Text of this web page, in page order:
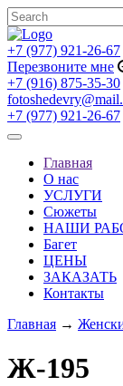
+7 (977) 921-26-67
Перезвоните мне
+7 (916) 875-35-30
+7 (977) 921-26-67
Toggle
navigationГлавная
О нас
УСЛУГИ
Сюжеты
НАШИ
Багет
ЦЕНЫ
ЗАКАЗАТЬ
Контакты
Главная →
Ж-195